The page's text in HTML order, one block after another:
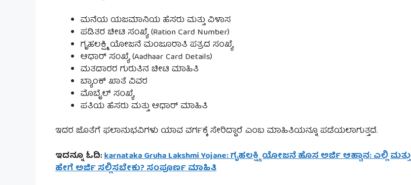
ಮನೆಯ ಯಜಮಾನಿಯ ಹೆಸರು ಮತ್ತು ವಿಳಾಸ
ಪಡಿತರ ಚೀಟಿ ಸಂಖ್ಯೆ (Ration Card Number)
ಗೃಹಲಕ್ಷ್ಮಿ ಯೋಜನೆ ಮಂಜೂರಾತಿ ಪತ್ರದ ಸಂಖ್ಯೆ
ಆಧಾರ್ ಸಂಖ್ಯೆ (Aadhaar Card Details)
ಮತದಾರರ ಗುರುತಿನ ಚೀಟಿ ಮಾಹಿತಿ
ಬ್ಯಾಂಕ್ ಖಾತೆ ವಿವರ
ಮೊಬೈಲ್ ಸಂಖ್ಯೆ
ಪತಿಯ ಹೆಸರು ಮತ್ತು ಆಧಾರ್ ಮಾಹಿತಿ
ಇದರ ಜೊತೆಗೆ ಫಲಾನುಭವಿಗಳು ಯಾವ ವರ್ಗಕ್ಕೆ ಸೇರಿದ್ದಾರೆ ಎಂಬ ಮಾಹಿತಿಯನ್ನೂ ಪಡೆಯಲಾಗುತ್ತದೆ.
ಇದನ್ನೂ ಓದಿ:karnataka Gruha Lakshmi Yojane: ಗೃಹಲಕ್ಷ್ಮಿ ಯೋಜನೆ ಹೊಸ ಅರ್ಜಿ ಆಹ್ವಾನ: ಎಲ್ಲಿ ಮತ್ತು
ಹೇಗೆ ಅರ್ಜಿ ಸಲ್ಲಿಸಬೇಕು? ಸಂಪೂರ್ಣ ಮಾಹಿತಿ